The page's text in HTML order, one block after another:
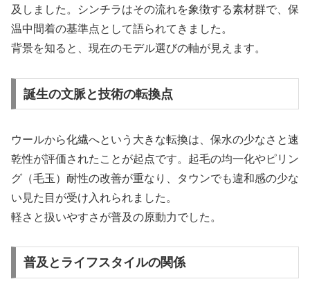
及しました。シンチラはその流れを象徴する素材群で、保
温中間着の基準点として語られてきました。
背景を知ると、現在のモデル選びの軸が見えます。
誕生の文脈と技術の転換点
ウールから化繊へという大きな転換は、保水の少なさと速
乾性が評価されたことが起点です。起毛の均一化やピリン
グ（毛玉）耐性の改善が重なり、タウンでも違和感の少な
い見た目が受け入れられました。
軽さと扱いやすさが普及の原動力でした。
普及とライフスタイルの関係